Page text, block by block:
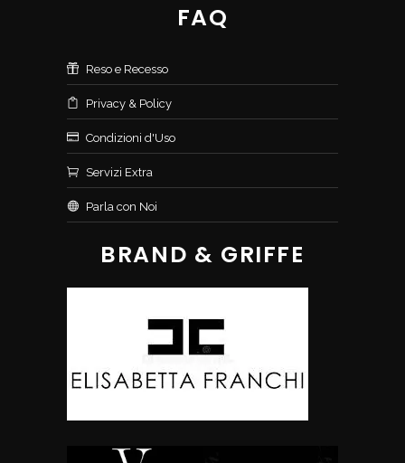
FAQ
Reso e Recesso
Privacy & Policy
Condizioni d'Uso
Servizi Extra
Parla con Noi
BRAND & GRIFFE